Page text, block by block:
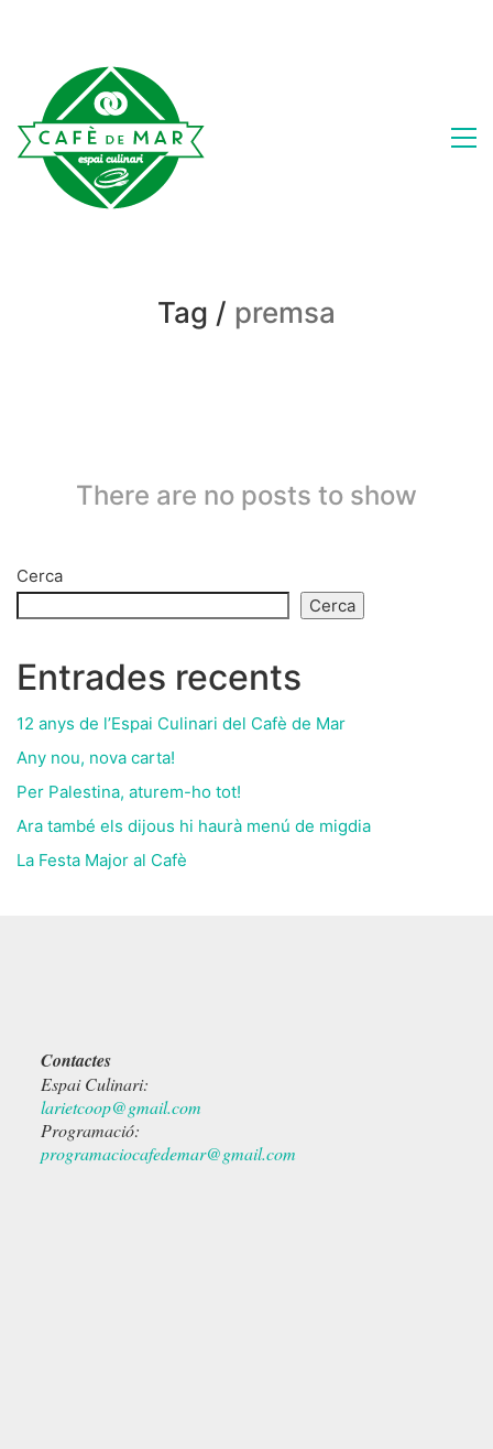
Tag / premsa
There are no posts to show
Cerca
Cerca
Entrades recents
12 anys de l’Espai Culinari del Cafè de Mar
Any nou, nova carta!
Per Palestina, aturem-ho tot!
Ara també els dijous hi haurà menú de migdia
La Festa Major al Cafè
Contactes
Espai Culinari:
larietcoop@gmail.com
Programació:
programaciocafedemar@gmail.com